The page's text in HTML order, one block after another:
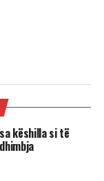
këshilla si të